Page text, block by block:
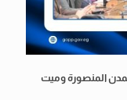
المنصورة وميت